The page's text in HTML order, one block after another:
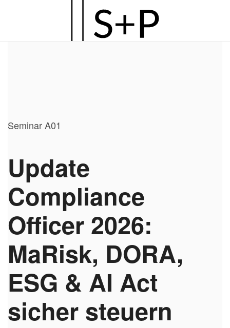
Seminar A01
Update
Compliance
Officer 2026:
MaRisk, DORA,
ESG & AI Act
sicher steuern